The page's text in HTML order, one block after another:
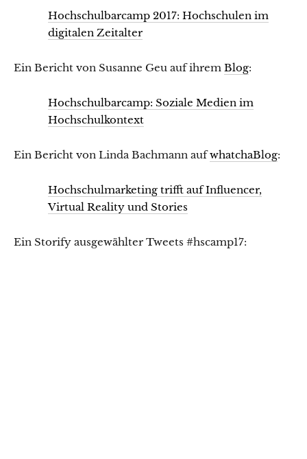
Hochschulbarcamp 2017: Hochschulen im
digitalen Zeitalter
Ein Bericht von Susanne Geu auf ihrem Blog:
Hochschulbarcamp: Soziale Medien im
Hochschulkontext
Ein Bericht von Linda Bachmann aufwhatchaBlog:
Hochschulmarketing trifft auf Influencer,
Virtual Reality und Stories
Ein Storify ausgewählter Tweets #hscamp17: